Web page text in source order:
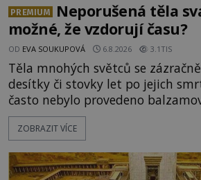
PREMIUM
Neporušená těla
možné, že vzdorují času?
OD EVA SOUKUPOVÁ 6.8.2026 3.1TIS
Těla mnohých světců se
desítky či stovky let po jejich
často nebylo provedeno
pokusy o konzervaci. Neporušené
považovány za důkaz svatosti
osobností ochraňují? Na hřbitově u kláštera
ZOBRAZIT VÍCE